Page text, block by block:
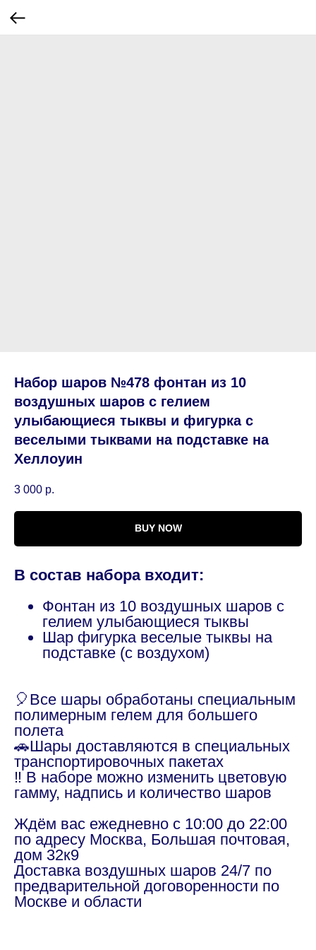
Набор шаров №478 фонтан из 10
воздушных шаров с гелием
улыбающиеся тыквы и фигурка с
веселыми тыквами на подставке на
Хеллоуин
3 000 р.
BUY NOW
В состав набора входит:
Фонтан из 10 воздушных шаров с
гелием улыбающиеся тыквы
Шар фигурка веселые тыквы на
подставке (с воздухом)
🎈Все шары обработаны специальным
полимерным гелем для большего
полета
🚗Шары доставляются в специальных
транспортировочных пакетах
‼️ В наборе можно изменить цветовую
гамму, надпись и количество шаров
Ждём вас ежедневно с 10:00 до 22:00
по адресу Москва, Большая почтовая,
дом 32к9
Доставка воздушных шаров 24/7 по
предварительной договоренности по
Москве и области